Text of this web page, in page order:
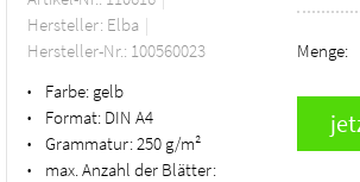
Hersteller: Elba
Hersteller-Nr.: 100560023
• Farbe: gelb
• Format: DIN A4
• Grammatur:250 g/m²
•
max. Anzahl der Blätter:
Menge: